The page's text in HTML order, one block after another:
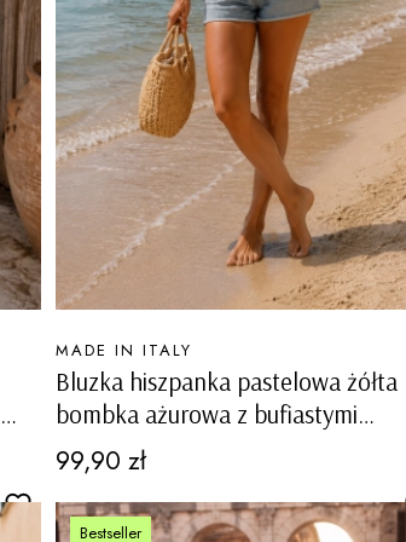
Bluzka hiszpanka pastelowa żółta
bombka ażurowa z bufiastymi
rękawami Monrupino
PRODUCENT
MADE IN ITALY
Cena
99,90 zł
Bestseller